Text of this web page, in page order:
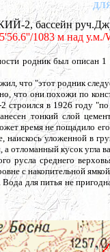
2, бассейн
1083 м над у.м./
родник был описан 1
что "этот родник
что они похожи по
в 1926 году
тонкий слой
время не пощадило
уложенной в
отломанный кусок угла
русла среднего
с накопительной
для питья не